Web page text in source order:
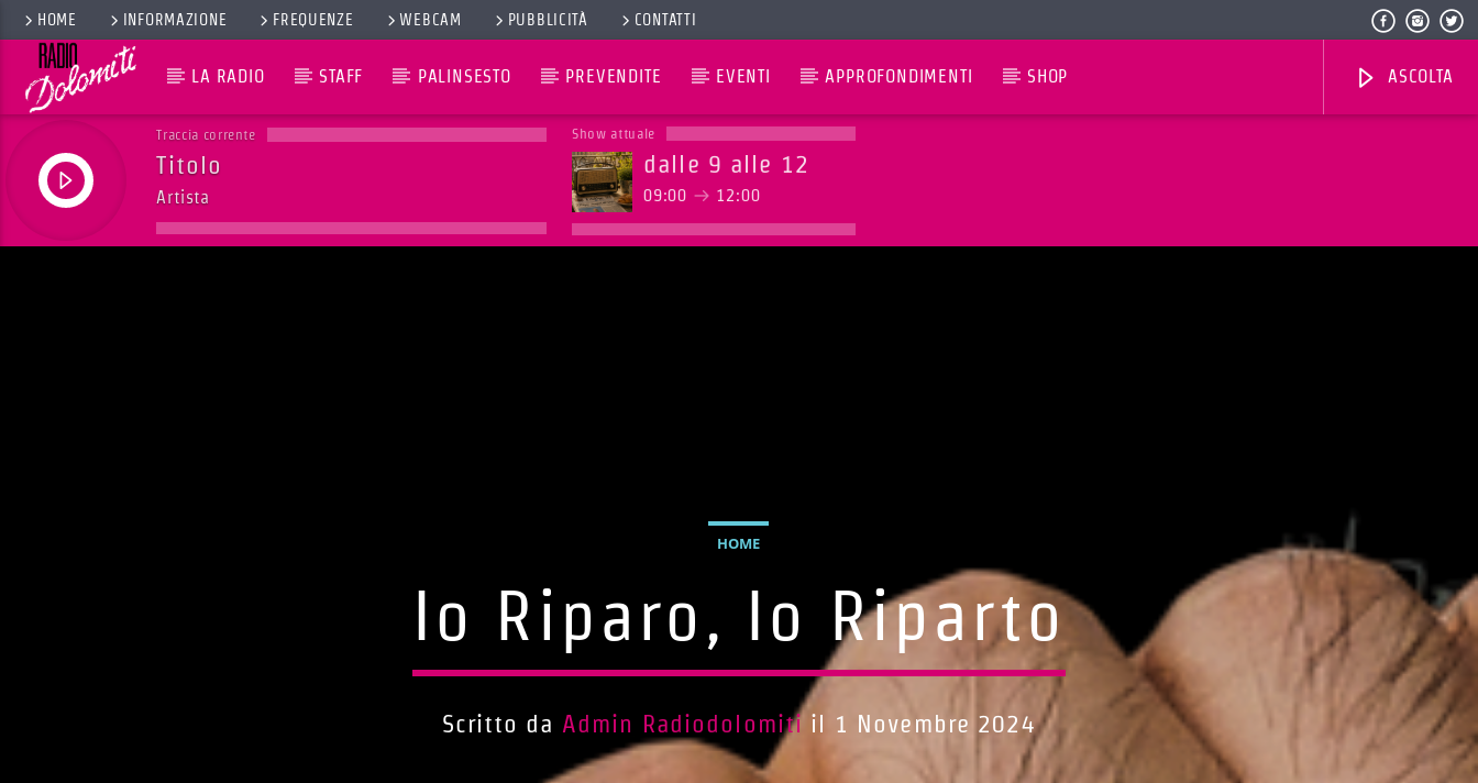
HOME INFORMAZIONE FREQUENZE WEBCAM PUBBLICITÀ CONTATTI
LA RADIO STAFF PALINSESTO PREVENDITE EVENTI APPROFONDIMENTI SHOP ASCOLTA
Traccia corrente
Titolo
Artista
Show attuale
dalle 9 alle 12
09:00 12:00
HOME
Io Riparo, Io Riparto
Scritto da Admin Radiodolomiti il 1 Novembre 2024